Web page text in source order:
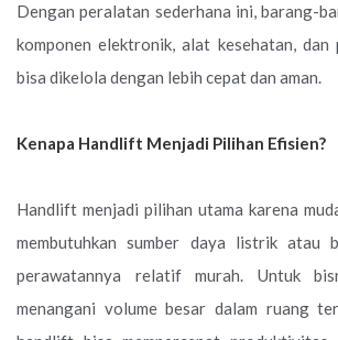
Dengan peralatan sederhana ini, barang-
komponen elektronik, alat kesehatan, dan
bisa dikelola dengan lebih cepat dan aman.
Kenapa Handlift Menjadi Pilihan Efisien?
Handlift menjadi pilihan utama karena
membutuhkan sumber daya listrik atau
perawatannya relatif murah. Untuk
menangani volume besar dalam ruang